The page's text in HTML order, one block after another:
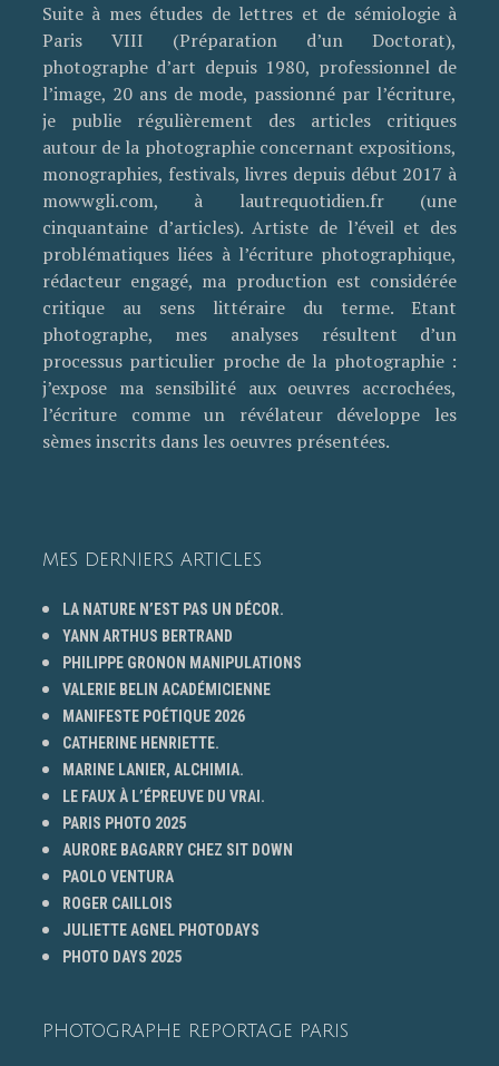
Suite à mes études de lettres et de sémiologie à
Paris VIII (Préparation d’un Doctorat),
photographe d’art depuis 1980, professionnel de
l’image, 20 ans de mode, passionné par l’écriture,
je publie régulièrement des articles critiques
autour de la photographie concernant expositions,
monographies, festivals, livres depuis début 2017 à
mowwgli.com, à lautrequotidien.fr (une
cinquantaine d’articles). Artiste de l’éveil et des
problématiques liées à l’écriture photographique,
rédacteur engagé, ma production est considérée
critique au sens littéraire du terme. Etant
photographe, mes analyses résultent d’un
processus particulier proche de la photographie :
j’expose ma sensibilité aux oeuvres accrochées,
l’écriture comme un révélateur développe les
sèmes inscrits dans les oeuvres présentées.
MES DERNIERS ARTICLES
LA NATURE N’EST PAS UN DÉCOR.
YANN ARTHUS BERTRAND
PHILIPPE GRONON MANIPULATIONS
VALERIE BELIN ACADÉMICIENNE
MANIFESTE POÉTIQUE 2026
CATHERINE HENRIETTE.
MARINE LANIER, ALCHIMIA.
LE FAUX À L’ÉPREUVE DU VRAI.
PARIS PHOTO 2025
AURORE BAGARRY CHEZ SIT DOWN
PAOLO VENTURA
ROGER CAILLOIS
JULIETTE AGNEL PHOTODAYS
PHOTO DAYS 2025
PHOTOGRAPHE REPORTAGE PARIS